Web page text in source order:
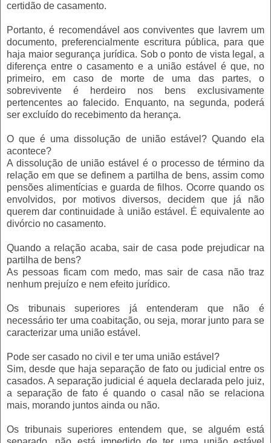
certidão de casamento.
Portanto, é recomendável aos conviventes que lavrem um
documento, preferencialmente escritura pública, para que
haja maior segurança jurídica. Sob o ponto de vista legal, a
diferença entre o casamento e a união estável é que, no
primeiro, em caso de morte de uma das partes, o
sobrevivente é herdeiro nos bens exclusivamente
pertencentes ao falecido. Enquanto, na segunda, poderá
ser excluído do recebimento da herança.
O que é uma dissolução de união estável? Quando ela
acontece?
A dissolução de união estável é o processo de término da
relação em que se definem a partilha de bens, assim como
pensões alimentícias e guarda de filhos. Ocorre quando os
envolvidos, por motivos diversos, decidem que já não
querem dar continuidade à união estável. É equivalente ao
divórcio no casamento.
Quando a relação acaba, sair de casa pode prejudicar na
partilha de bens?
As pessoas ficam com medo, mas sair de casa não traz
nenhum prejuízo e nem efeito jurídico.
Os tribunais superiores já entenderam que não é
necessário ter uma coabitação, ou seja, morar junto para se
caracterizar uma união estável.
Pode ser casado no civil e ter uma união estável?
Sim, desde que haja separação de fato ou judicial entre os
casados. A separação judicial é aquela declarada pelo juiz,
a separação de fato é quando o casal não se relaciona
mais, morando juntos ainda ou não.
Os tribunais superiores entendem que, se alguém está